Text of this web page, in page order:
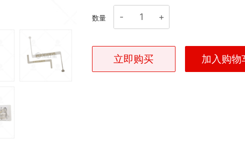
数量
立即购买 加入购物